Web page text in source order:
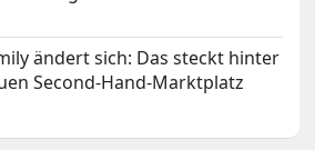
ändert sich: Das steckt hinter
Second-Hand-Marktplatz